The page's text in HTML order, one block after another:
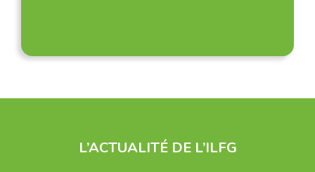
L’ACTUALITÉ DE L’ILFG